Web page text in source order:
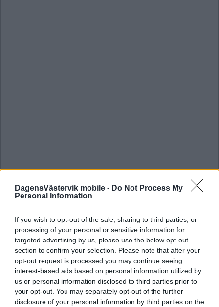
DagensVästervik mobile - Do Not Process My
Personal Information
If you wish to opt-out of the sale, sharing to third parties, or
processing of your personal or sensitive information for
targeted advertising by us, please use the below opt-out
section to confirm your selection. Please note that after your
opt-out request is processed you may continue seeing
interest-based ads based on personal information utilized by
us or personal information disclosed to third parties prior to
your opt-out. You may separately opt-out of the further
disclosure of your personal information by third parties on the